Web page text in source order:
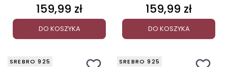
Cena
159,99 zł
DO KOSZYKA
Cena
159,99 zł
DO KOSZYKA
SREBRO 925 SREBRO 925